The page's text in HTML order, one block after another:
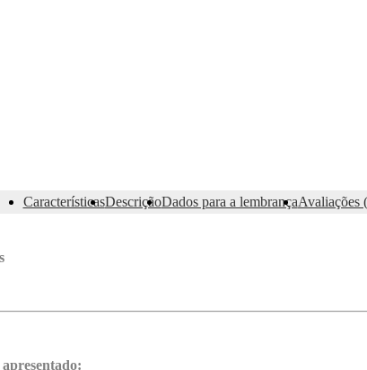
CaracterísticasDescriçãoDados para a lembrançaAvaliações